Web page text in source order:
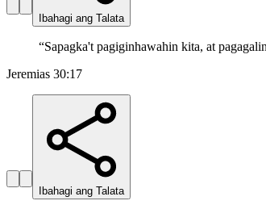
Ibahagi ang Talata
“Sapagka't pagiginhawahin kita, at
Jeremias 30:17
Ibahagi ang Talata